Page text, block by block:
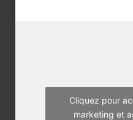
Cliquez pour
marketing et